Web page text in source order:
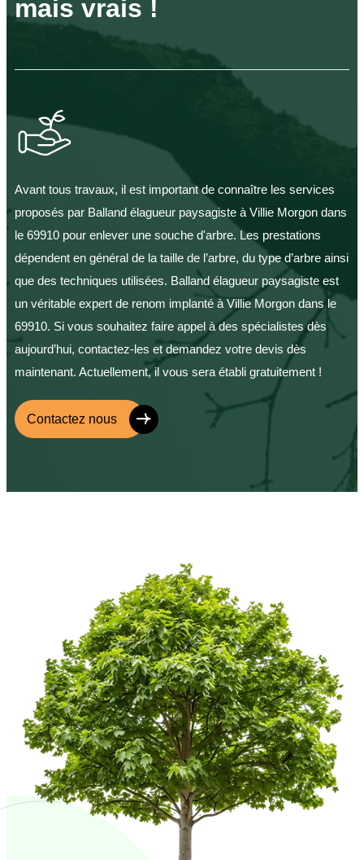
mais vrais !
Avant tous travaux, il est important de connaître les services
proposés par Balland élagueur paysagiste à Villie Morgon dans
le 69910 pour enlever une souche d'arbre. Les prestations
dépendent en général de la taille de l’arbre, du type d’arbre ainsi
que des techniques utilisées. Balland élagueur paysagiste est
un véritable expert de renom implanté à Villie Morgon dans le
69910. Si vous souhaitez faire appel à des spécialistes dès
aujourd’hui, contactez-les et demandez votre devis dès
maintenant. Actuellement, il vous sera établi gratuitement !
Contactez nous